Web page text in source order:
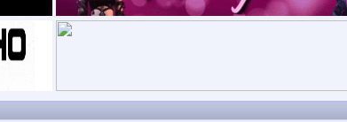
запуск, устойчивость к блокировкам.
оплат + удобная панель управления для
через белые биржи, от 100$.